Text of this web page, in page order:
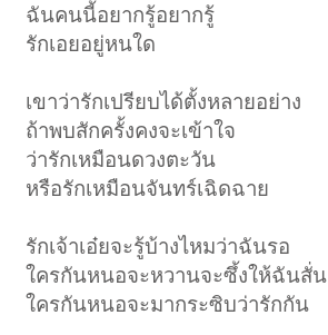
ฉันคนนี้อยากรู้อยากรู้
รักเอยอยู่หนใด
เขาว่ารักเปรียบได้ตั้งหลายอย่าง
ถ้าพบสักครั้งคงจะเข้าใจ
ว่ารักเหมือนดวงตะวัน
หรือรักเหมือนจันทร์เฉิดฉาย
รักเจ้าเอ๋ยจะรู้บ้างไหมว่าฉันรอ
ใครกันหนอจะหวานจะซึ้งให้ฉันสั่น
ใครกันหนอจะมากระซิบว่ารักกัน